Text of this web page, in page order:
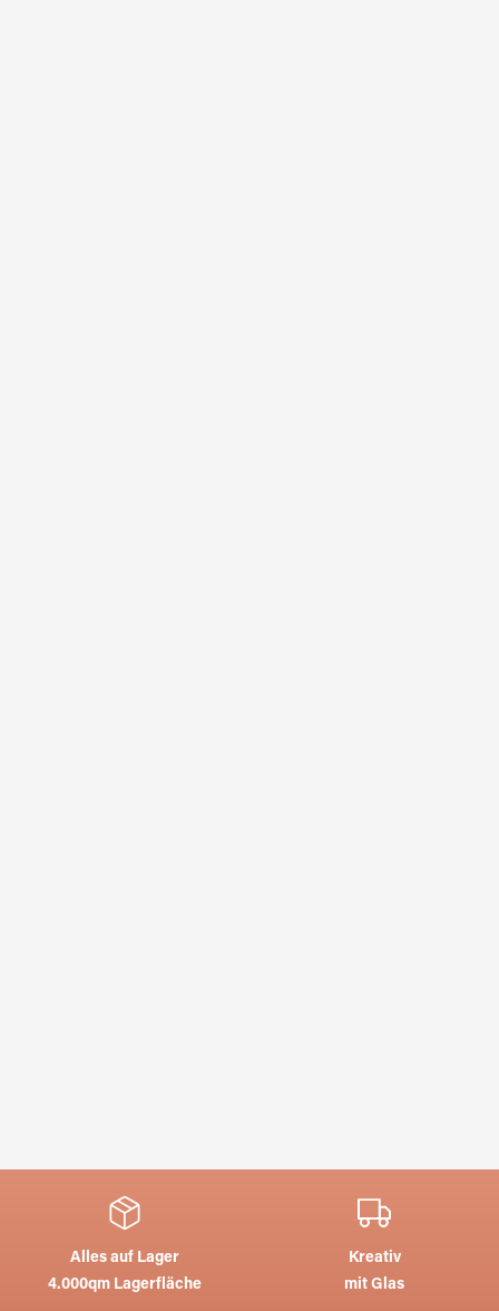
Alles auf Lager
4.000qm Lagerfläche
Kreativ
mit Glas